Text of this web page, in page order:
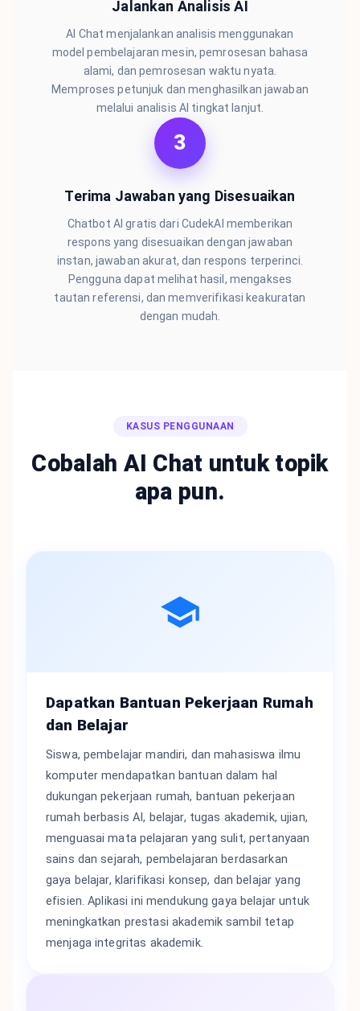
Jalankan Analisis AI
AI Chat menjalankan analisis menggunakan
model pembelajaran mesin, pemrosesan bahasa
alami, dan pemrosesan waktu nyata.
Memproses petunjuk dan menghasilkan jawaban
melalui analisis AI tingkat lanjut.
3
Terima Jawaban yang Disesuaikan
Chatbot AI gratis dari CudekAI memberikan
respons yang disesuaikan dengan jawaban
instan, jawaban akurat, dan respons terperinci.
Pengguna dapat melihat hasil, mengakses
tautan referensi, dan memverifikasi keakuratan
dengan mudah.
KASUS PENGGUNAAN
Cobalah AI Chat untuk topik
apa pun.
Dapatkan Bantuan Pekerjaan Rumah
dan Belajar
Siswa, pembelajar mandiri, dan mahasiswa ilmu
komputer mendapatkan bantuan dalam hal
dukungan pekerjaan rumah, bantuan pekerjaan
rumah berbasis AI, belajar, tugas akademik, ujian,
menguasai mata pelajaran yang sulit, pertanyaan
sains dan sejarah, pembelajaran berdasarkan
gaya belajar, klarifikasi konsep, dan belajar yang
efisien. Aplikasi ini mendukung gaya belajar untuk
meningkatkan prestasi akademik sambil tetap
menjaga integritas akademik.